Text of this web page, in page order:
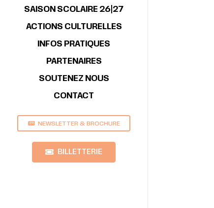
SAISON SCOLAIRE 26|27
ACTIONS CULTURELLES
INFOS PRATIQUES
PARTENAIRES
SOUTENEZ NOUS
CONTACT
NEWSLETTER & BROCHURE
BILLETTERIE